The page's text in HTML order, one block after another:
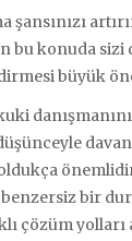
şansınızı
bu konuda
büyük
bir
çözüm yolları